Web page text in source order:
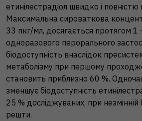
етинілестрадіол швидко і повністю
Максимальна сироваткова
33 пкг/мл, досягається протягом 1
одноразового перорального
біодоступність внаслідок
метаболізму при першому
становить приблизно 60 %.
зменшує біодоступність
25 % досліджуваних, при незмінній
решти.